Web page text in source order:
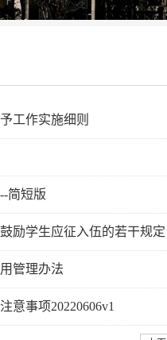
工作实施细则
简短版
励学生应征入伍的若干规定
管理办法
意事项20220606v1